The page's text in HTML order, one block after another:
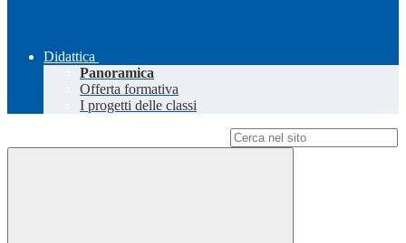
Didattica
Panoramica
Offerta formativa
I progetti delle classi